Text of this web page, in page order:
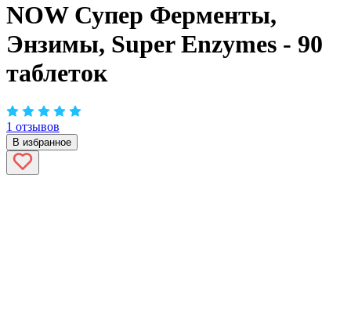
NOW Супер Ферменты,
Энзимы, Super Enzymes - 90
таблеток
1 отзывов
В избранное